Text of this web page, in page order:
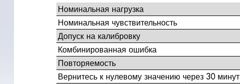
Номинальная нагрузка
Номинальная чувствительность
Допуск на калибровку
Комбинированная ошибка
Повторяемость
Вернитесь к нулевому значению через 30 минут